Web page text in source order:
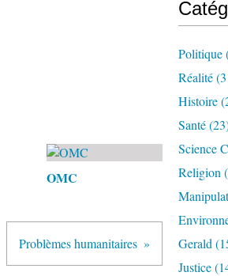
OMC
Problèmes humanitaires
Politique
Réalité
Histoire
Santé
Science
Religion
Gerald
Justice